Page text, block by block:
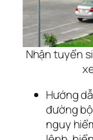
Nhận tuyển
Hướng
đường
nguy